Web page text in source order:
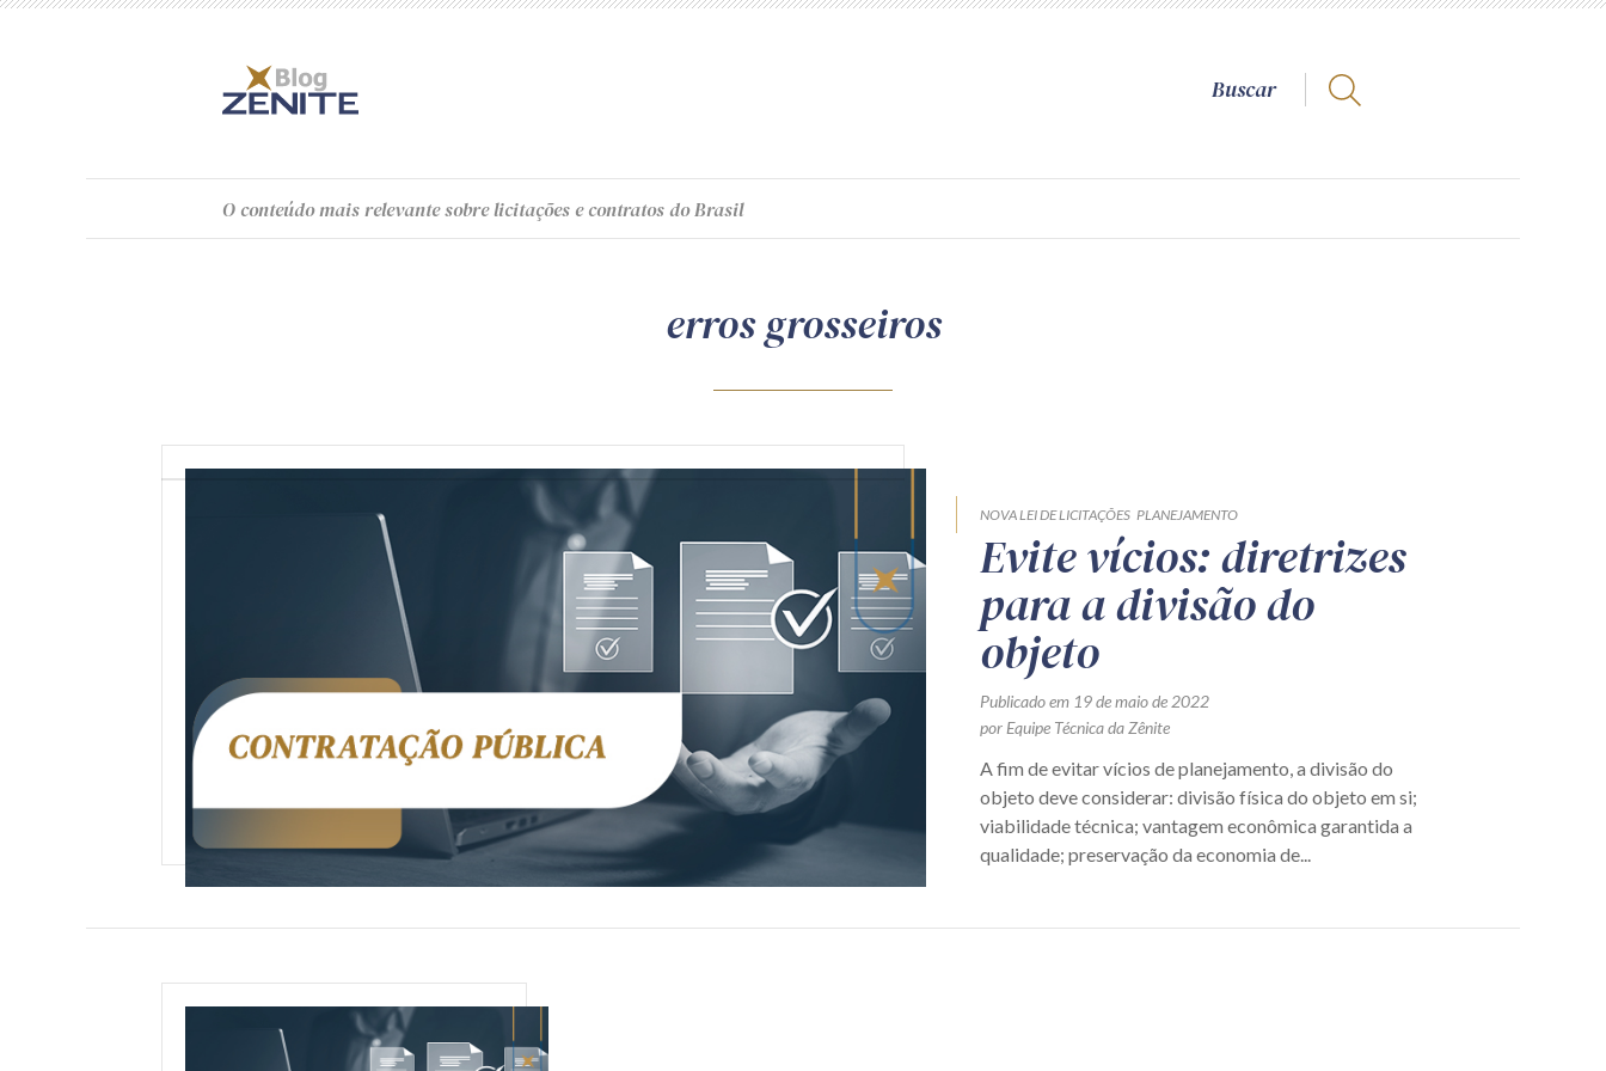
O conteúdomais relevante sobre licitações e contratos do Brasil
erros grosseiros
NOVA LEI DE LICITAÇÕES PLANEJAMENTO
Evite vícios: diretrizes
para a divisão do
objeto
Publicado em 19 de maio de 2022
por Equipe Técnica da Zênite
A fim de evitar vícios de planejamento, a divisão do
objeto deve considerar: divisão física do objeto em si;
viabilidade técnica; vantagem econômica garantida a
qualidade; preservação da economia de...